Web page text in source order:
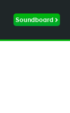
Soundboard